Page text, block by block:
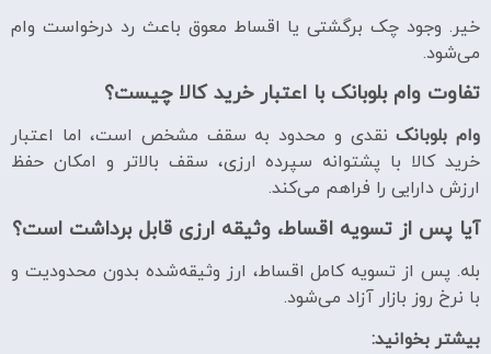
خیر. وجود چک برگشتی یا اقساط معوق باعث رد درخواست وام
می‌شود.
تفاوت وام بلوبانک با اعتبار خرید کالا چیست؟
وام بلوبانکنقدی و محدود به سقف مشخص است، اما اعتبار
خرید کالا با پشتوانه سپرده ارزی، سقف بالاتر و امکان حفظ
ارزش دارایی را فراهم می‌کند.
آیا پس از تسویه اقساط، وثیقه ارزی قابل برداشت است؟
بله. پس از تسویه کامل اقساط، ارز وثیقه‌شده بدون محدودیت و
با نرخ روز بازار آزاد می‌شود.
بیشتر بخوانید: